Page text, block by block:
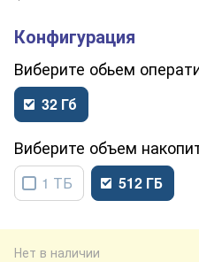
обьем
32 Гб
объем
1 ТБ 512 ГБ
Нет в наличии